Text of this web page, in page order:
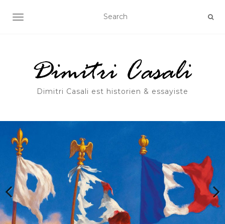
OUVRIR/FERMER LA NAVIGATION
Dimitri Casali est historien & essayiste